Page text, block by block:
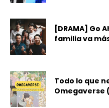
[DRAMA] Go
familia va
Todo lo que
Omegaverse